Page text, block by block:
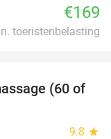
€169
toeristenbelasting
43%
(60 of
9.8 star